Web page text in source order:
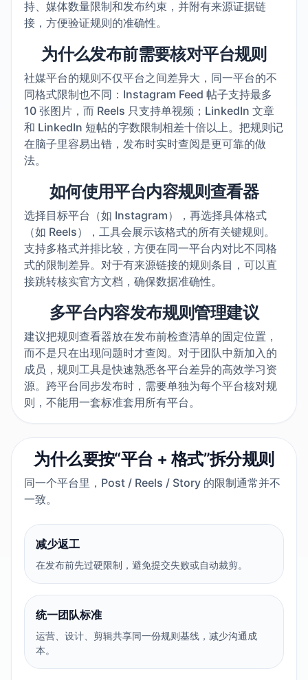
持、媒体数量限制和发布约束，并附有来源证据链
接，方便验证规则的准确性。
为什么发布前需要核对平台规则
社媒平台的规则不仅平台之间差异大，同一平台的不
同格式限制也不同：Instagram Feed 帖子支持最多
10 张图片，而 Reels 只支持单视频；LinkedIn 文章
和 LinkedIn 短帖的字数限制相差十倍以上。把规则记
在脑子里容易出错，发布时实时查阅是更可靠的做
法。
如何使用平台内容规则查看器
选择目标平台（如 Instagram），再选择具体格式
（如 Reels），工具会展示该格式的所有关键规则。
支持多格式并排比较，方便在同一平台内对比不同格
式的限制差异。对于有来源链接的规则条目，可以直
接跳转核实官方文档，确保数据准确性。
多平台内容发布规则管理建议
建议把规则查看器放在发布前检查清单的固定位置，
而不是只在出现问题时才查阅。对于团队中新加入的
成员，规则工具是快速熟悉各平台差异的高效学习资
源。跨平台同步发布时，需要单独为每个平台核对规
则，不能用一套标准套用所有平台。
为什么要按“平台 + 格式”拆分规则
同一个平台里，Post / Reels / Story 的限制通常并不
一致。
减少返工
在发布前先过硬限制，避免提交失败或自动裁剪。
统一团队标准
运营、设计、剪辑共享同一份规则基线，减少沟通成
本。